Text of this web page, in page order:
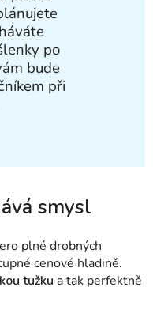
po
bude
při
smysl
plné drobných
cenové hladině.
tužku a tak perfektně